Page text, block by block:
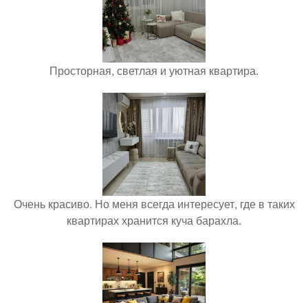
Просторная, светлая и уютная квартира.
Очень красиво. Но меня всегда интересует, где в таких
квартирах хранится куча барахла.